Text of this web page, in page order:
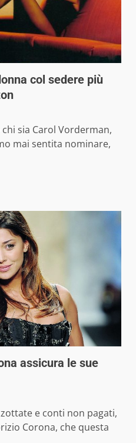
col sedere più
sia Carol Vorderman,
mai sentita nominare,
assicura le sue
e conti non pagati,
Corona, che questa